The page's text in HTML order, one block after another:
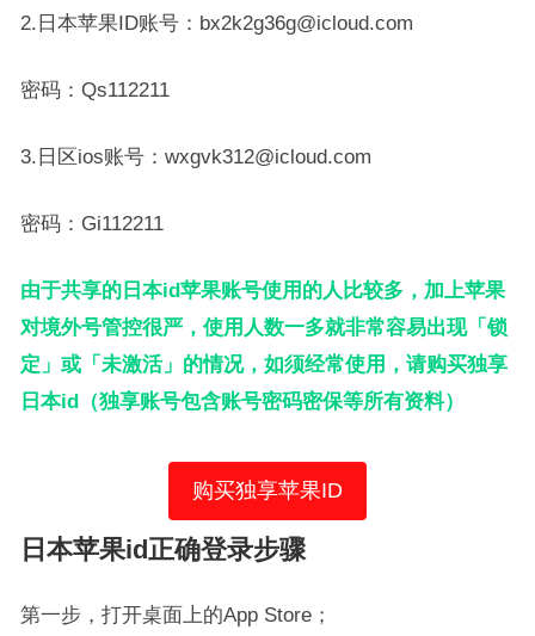
2.日本苹果ID账号：bx2k2g36g@icloud.com
密码：Qs112211
3.日区ios账号：wxgvk312@icloud.com
密码：Gi112211
由于共享的日本id苹果账号使用的人比较多，加上苹果
对境外号管控很严，使用人数一多就非常容易出现「锁
定」或「未激活」的情况，如须经常使用，请购买独享
日本id（独享账号包含账号密码密保等所有资料）
购买独享苹果ID
日本苹果id正确登录步骤
第一步，打开桌面上的App Store；